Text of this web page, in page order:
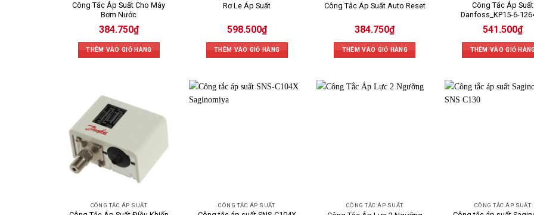
Công Tắc Áp Suất Cho Máy
Bơm Nước
384.750₫
THÊM VÀO GIỎ HÀNG
Rơ Le Áp Suất
598.500₫
THÊM VÀO GIỎ HÀNG
Công Tắc Áp Suất Auto Reset
384.750₫
THÊM VÀO GIỎ HÀNG
Công Tắc Áp Suất
Danfoss_KP15-6-
541.500₫
THÊM VÀO GIỎ
CÔNG TẮC ÁP SUẤT CÔNG TẮC ÁP SUẤT CÔNG TẮC ÁP SUẤT CÔNG TẮC ÁP SUẤT